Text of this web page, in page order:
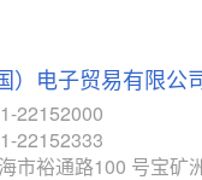
(瑞萨-Renesas)
似度 49%
）电子贸易有限公
22152000
22152333
市裕通路100 号宝矿